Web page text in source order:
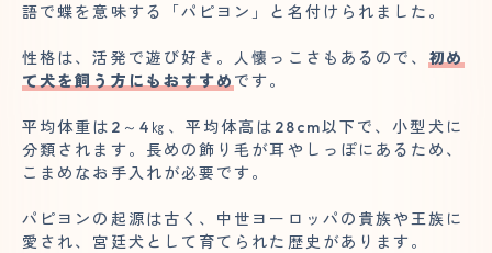
語で蝶を意味する「パピヨン」と名付けられました。
性格は、活発で遊び好き。人懐っこさもあるので、 初め
て犬を飼う方にもおすすめ です。
平均体重は2～4㎏、平均体高は28cm以下で、小型犬に
分類されます。長めの飾り毛が耳やしっぽにあるため、
こまめなお手入れが必要です。
パピヨンの起源は古く、中世ヨーロッパの貴族や王族に
愛され、宮廷犬として育てられた歴史があります。